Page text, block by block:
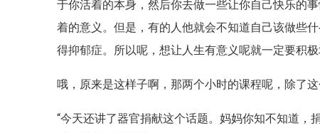
于你活着的本身，然后你去做一些让你自己快乐的
着的意义。但是，有的人他就会不知道自己该做些
得抑郁症。所以呢，想让人生有意义呢就一定要积
哦，原来是这样子啊，那两个小时的课程呢，除了
“今天还讲了器官捐献这个话题。妈妈你知不知道，